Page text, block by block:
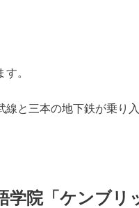
。
線と三本の地下鉄が乗り
学院「ケンブリ